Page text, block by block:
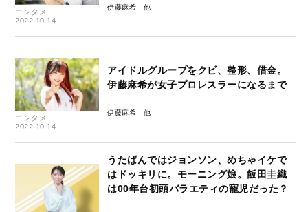
エンタメ
2022.10.14
伊藤麻希
エンタメ
2022.10.14
アイドルグループをクビ、整形、借金。
伊藤麻希が女子プロレスラーになるまで
伊藤麻希
うたばんではジョンソン、めちゃイケで
はドッキリに。モーニング娘。飯田圭織
は00年台初頭バラエティの寵児だった？